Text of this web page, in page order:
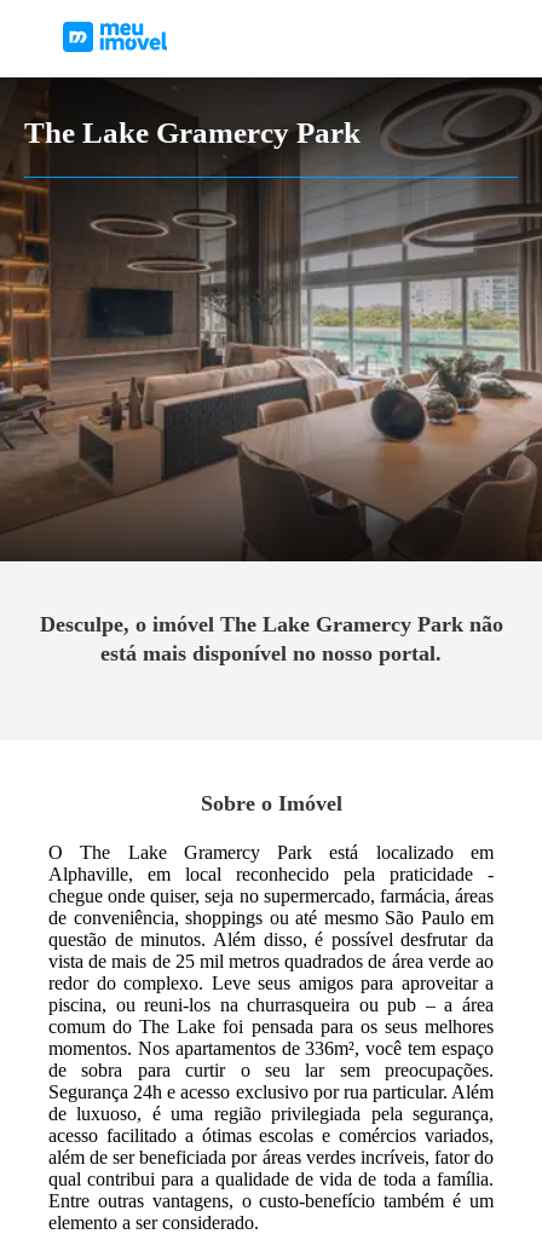
The Lake Gramercy Park
Desculpe, o imóvel The Lake Gramercy Parknão
está mais disponível no nosso portal.
Sobre o Imóvel
O The Lake Gramercy Park está localizado em
Alphaville, em local reconhecido pela praticidade -
chegue onde quiser, seja no supermercado, farmácia, áreas
de conveniência, shoppings ou até mesmo São Paulo em
questão de minutos. Além disso, é possível desfrutar da
vista de mais de 25 mil metros quadrados de área verde ao
redor do complexo. Leve seus amigos para aproveitar a
piscina, ou reuni-los na churrasqueira ou pub – a área
comum do The Lake foi pensada para os seus melhores
momentos. Nos apartamentos de 336m², você tem espaço
de sobra para curtir o seu lar sem preocupações.
Segurança 24h e acesso exclusivo por rua particular. Além
de luxuoso, é uma região privilegiada pela segurança,
acesso facilitado a ótimas escolas e comércios variados,
além de ser beneficiada por áreas verdes incríveis, fator do
qual contribui para a qualidade de vida de toda a família.
Entre outras vantagens, o custo-benefício também é um
elemento a ser considerado.